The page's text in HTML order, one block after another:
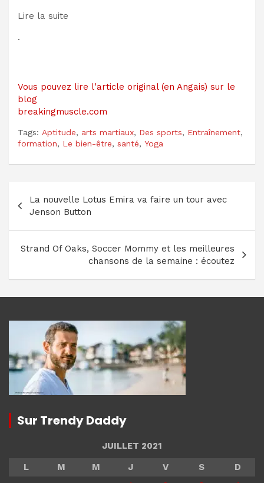
Lire la suite
.
Vous pouvez lire l’article original (en Angais) sur le
blog
breakingmuscle.com
Tags: Aptitude, arts martiaux, Des sports, Entraînement,
formation, Le bien-être, santé, Yoga
de
l’article
La nouvelle Lotus Emira va faire un tour avec
Jenson Button
Strand Of Oaks, Soccer Mommy et les meilleures
chansons de la semaine : écoutez
Sur Trendy Daddy
JUILLET 2021
L
M M J V S
D